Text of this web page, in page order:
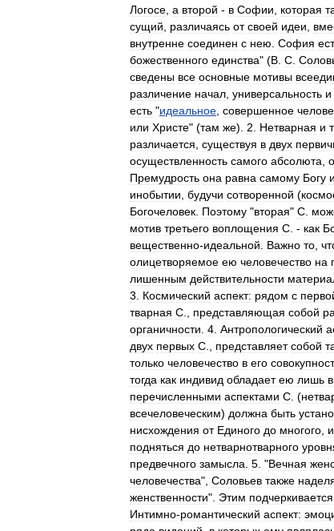
Логосе а второй - в Софии которая
сущий
различаясь от своей идеи
внутренне соединен с нею София
божественного единства" (В С
сведены все основные мотивы
различение начал универсальность и
есть "идеальное совершенное
или Христе" (там же). 2 Нетварная и
различается существуя в двух
осуществленность самого абсолюта
Премудрость она равна самому Богу и
инобытии будучи сотворенной (
Богочеловек Поэтому "вторая" С
мотив третьего воплощения С . - как
вещественно-идеальной Важно то
олицетворяемое ею человечество на
лишенным действительности
3
Космический аспект: рядом с
тварная С представляющая собой
органичности 4 Антропологический
двух первых С представляет собой
только человечество в его
тогда как индивид обладает ею лишь в
перечисленными аспектами С . (
всечеловеческим) должна быть
нисхождения от Единого до многого
подняться до нетварнотварного
предвечного замысла 5 . "Вечная
человечества", Соловьев также
женственности". Этим подчеркивается
Интимно-романтический аспект: